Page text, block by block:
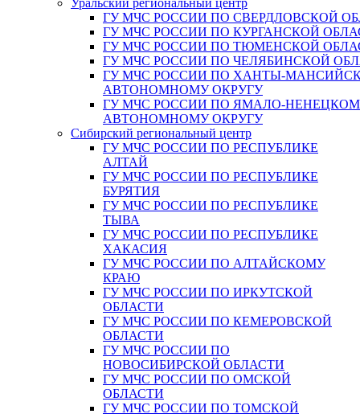
Уральский региональный центр
ГУ МЧС РОССИИ ПО СВЕРДЛОВСКОЙ
ГУ МЧС РОССИИ ПО КУРГАНСКОЙ
ГУ МЧС РОССИИ ПО ТЮМЕНСКОЙ
ГУ МЧС РОССИИ ПО ЧЕЛЯБИНСКОЙ
ГУ МЧС РОССИИ ПО ХАНТЫ-
АВТОНОМНОМУ ОКРУГУ
ГУ МЧС РОССИИ ПО ЯМАЛО-
АВТОНОМНОМУ ОКРУГУ
Сибирский региональный центр
ГУ МЧС РОССИИ ПО РЕСПУБЛИКЕ
АЛТАЙ
ГУ МЧС РОССИИ ПО РЕСПУБЛИКЕ
БУРЯТИЯ
ГУ МЧС РОССИИ ПО РЕСПУБЛИКЕ
ТЫВА
ГУ МЧС РОССИИ ПО РЕСПУБЛИКЕ
ХАКАСИЯ
ГУ МЧС РОССИИ ПО АЛТАЙСКОМУ
КРАЮ
ГУ МЧС РОССИИ ПО ИРКУТСКОЙ
ОБЛАСТИ
ГУ МЧС РОССИИ ПО КЕМЕРОВСКОЙ
ОБЛАСТИ
ГУ МЧС РОССИИ ПО
НОВОСИБИРСКОЙ ОБЛАСТИ
ГУ МЧС РОССИИ ПО ОМСКОЙ
ОБЛАСТИ
ГУ МЧС РОССИИ ПО ТОМСКОЙ